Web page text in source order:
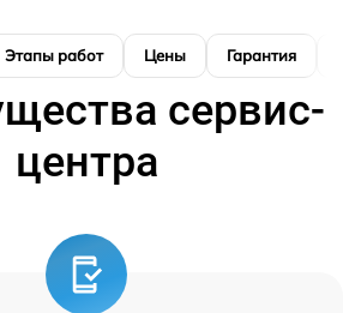
Этапы работ Цены Гарантия
сервис-
центра